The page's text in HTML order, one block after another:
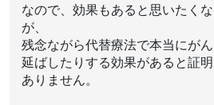
なので、効果もあると思いたく
が、
残念ながら代替療法で本当にが
延ばしたりする効果があると証
ありません。